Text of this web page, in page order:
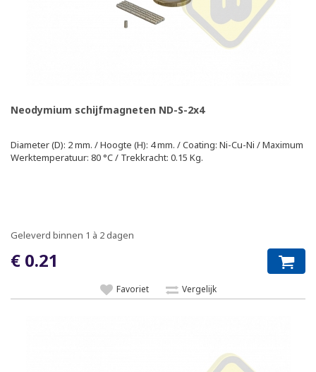
Neodymium schijfmagneten ND-S-2x4
Diameter (D): 2 mm. / Hoogte (H): 4 mm. / Coating: Ni-Cu-Ni / Maximum
Werktemperatuur: 80 °C / Trekkracht: 0.15 Kg.
Geleverd binnen 1 à 2 dagen
€ 0.21
Favoriet Vergelijk